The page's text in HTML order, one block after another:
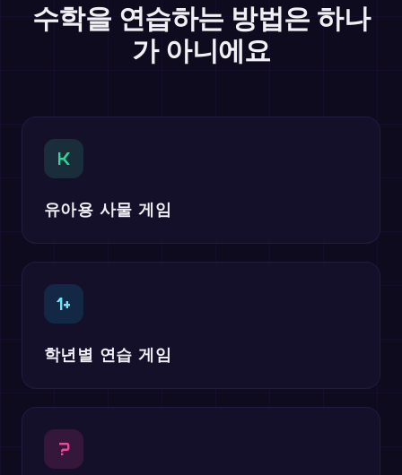
수학을 연습하는 방법은 하나
가 아니에요
K
유아용 사물 게임
1+
학년별 연습 게임
?